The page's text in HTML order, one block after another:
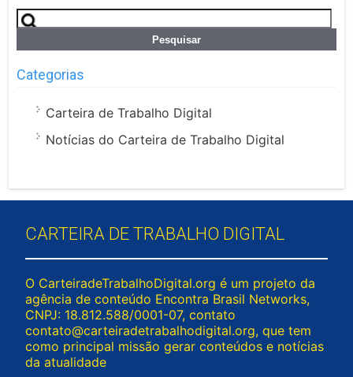
Pesquisar
por:
Categorias
Carteira de Trabalho Digital
Notícias do Carteira de Trabalho Digital
CARTEIRA DE TRABALHO DIGITAL
O CarteiradeTrabalhoDigital.org é um projeto da
agência de conteúdo Encontra Brasil Networks,
CNPJ: 18.812.588/0001-07, contato
contato@carteiradetrabalhodigital.org, que tem
como principal missão gerar conteúdos e notícias
da atualidade